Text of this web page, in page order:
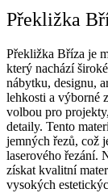
Překližka
Překližka Bříza je
který nachází
nábytku, designu,
lehkosti a výborné
volbou pro
detaily. Tento
jemných řezů, což
laserového řezání.
získat kvalitní
vysokých